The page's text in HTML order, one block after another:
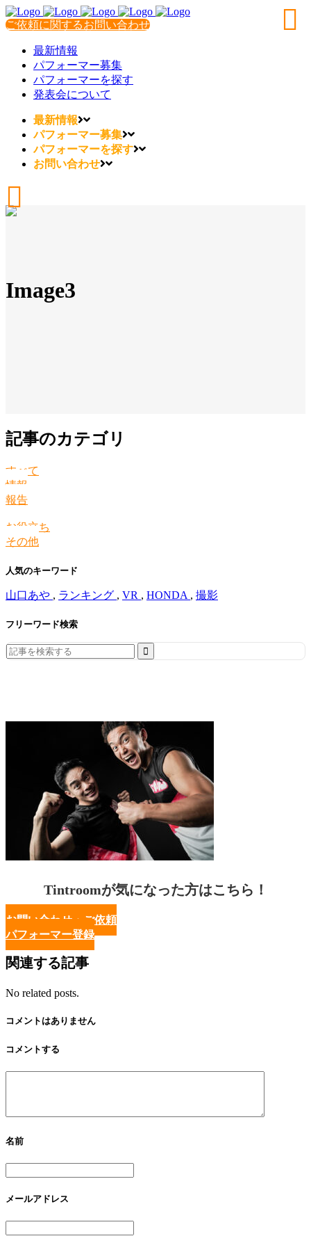
ご依頼に関するお問い合わせ
最新情報
パフォーマー募集
パフォーマーを探す
発表会について
最新情報
パフォーマー募集
パフォーマーを探す
お問い合わせ
Image3
記事のカテゴリ
すべて
情報
報告
お役立ち
その他
人気のキーワード
山口あや , ランキング , VR , HONDA , 撮影
フリーワード検索
Search
for:
Tintroomが気になった方はこちら！
お問い合わせ・ご依頼
パフォーマー登録
関連する記事
No related posts.
コメントはありません
コメントする
名前
メールアドレス